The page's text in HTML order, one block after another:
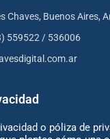
Chaves, Buenos Aires,
559522 / 536006
o póliza de